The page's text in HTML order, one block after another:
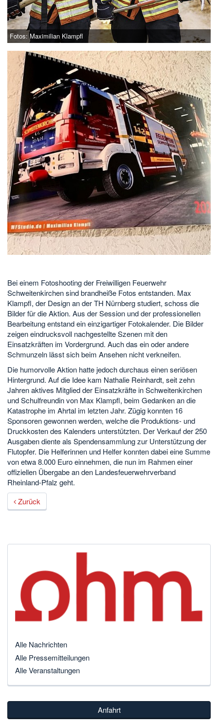
Fotos: Maximilian Klampfl
Bei einem Fotoshooting der Freiwilligen Feuerwehr
Schweitenkirchen sind brandheiße Fotos entstanden. Max
Klampfl, der Design an der TH Nürnberg studiert, schoss die
Bilder für die Aktion. Aus der Session und der professionellen
Bearbeitung entstand ein einzigartiger Fotokalender. Die Bilder
zeigen eindrucksvoll nachgestellte Szenen mit den
Einsatzkräften im Vordergrund. Auch das ein oder andere
Schmunzeln lässt sich beim Ansehen nicht verkneifen.
Die humorvolle Aktion hatte jedoch durchaus einen seriösen
Hintergrund. Auf die Idee kam Nathalie Reinhardt, seit zehn
Jahren aktives Mitglied der Einsatzkräfte in Schweitenkirchen
und Schulfreundin von Max Klampfl, beim Gedanken an die
Katastrophe im Ahrtal im letzten Jahr. Zügig konnten 16
Sponsoren gewonnen werden, welche die Produktions- und
Druckkosten des Kalenders unterstützten. Der Verkauf der 250
Ausgaben diente als Spendensammlung zur Unterstützung der
Flutopfer. Die Helferinnen und Helfer konnten dabei eine Summe
von etwa 8.000 Euro einnehmen, die nun im Rahmen einer
offiziellen Übergabe an den Landesfeuerwehrverband
Rheinland-Pfalz geht.
Zurück
Alle Nachrichten
Alle Pressemitteilungen
Alle Veranstaltungen
Anfahrt